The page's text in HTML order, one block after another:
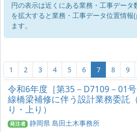
円の表示は近くにある業務・工事データ
を拡大すると業務・工事データ位置情報
ます。
1 2 3 4 5 6 7 8 9
令和6年度［第35－D7109－01
線橋梁補修に伴う設計業務委託
り・上り）
発注者 静岡県 島田土木事務所